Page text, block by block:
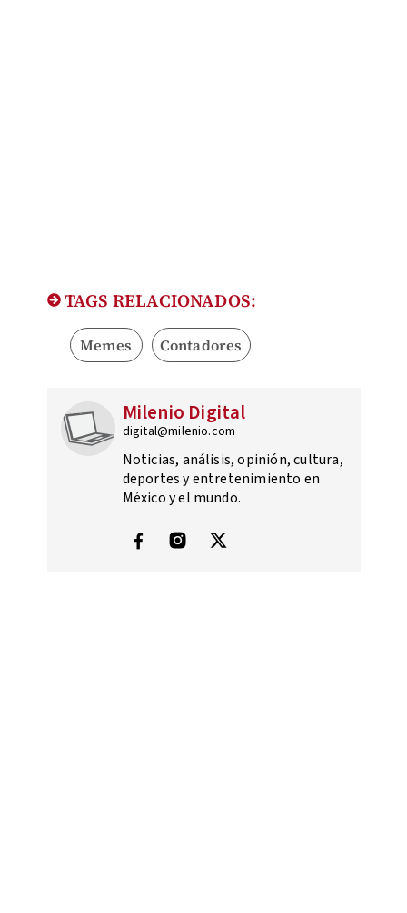
TAGS RELACIONADOS:
Memes Contadores
Milenio Digital
digital@milenio.com
Noticias, análisis, opinión, cultura,
deportes y entretenimiento en
México y el mundo.